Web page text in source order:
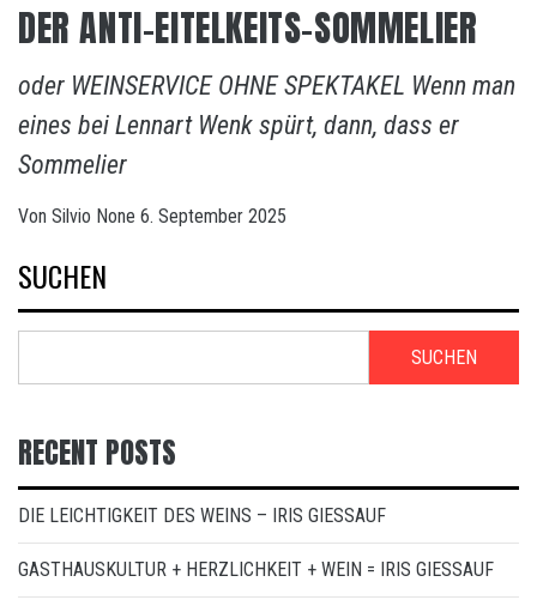
DER ANTI-EITELKEITS-SOMMELIER
oder WEINSERVICE OHNE SPEKTAKEL Wenn man
eines bei Lennart Wenk spürt, dann, dass er
Sommelier
Von Silvio None 6. September 2025
SUCHEN
SUCHEN
RECENT POSTS
DIE LEICHTIGKEIT DES WEINS – IRIS GIESSAUF
GASTHAUSKULTUR + HERZLICHKEIT + WEIN = IRIS GIESSAUF